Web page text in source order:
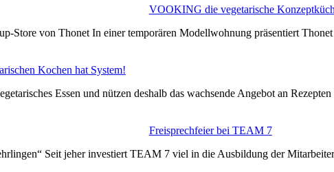
VOOKING die vegetarische
Store von Thonet In einer temporären Modellwohnung präsentiert
Kochen hat System!
Essen und nützen deshalb das wachsende Angebot an
Freisprechfeier bei TEAM 7
Seit jeher investiert TEAM 7 viel in die Ausbildung der